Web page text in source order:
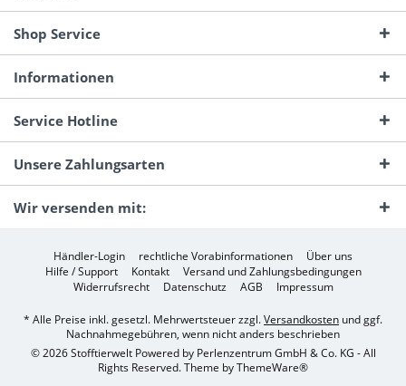
Shop Service
Informationen
Service Hotline
Unsere Zahlungsarten
Wir versenden mit:
Händler-Login rechtliche Vorabinformationen
Über uns
Hilfe / Support
Kontakt
Versand und Zahlungsbedingungen
Widerrufsrecht
Datenschutz AGB Impressum
* Alle Preise inkl. gesetzl. Mehrwertsteuer zzgl.Versandkosten und ggf.
Nachnahmegebühren, wenn nicht anders beschrieben
© 2026 Stofftierwelt Powered by Perlenzentrum GmbH & Co. KG - All
Rights Reserved. Theme byThemeWare®